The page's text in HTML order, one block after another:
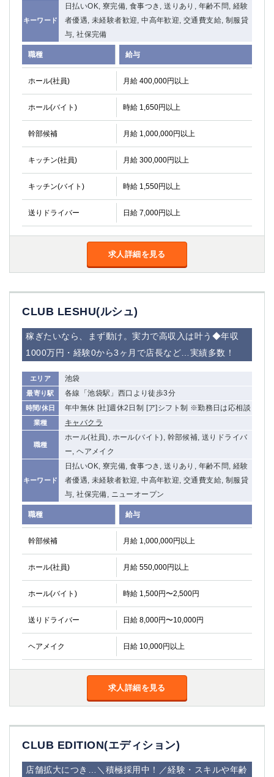
キーワード
日払いOK, 寮完備, 食事つき, 送りあり, 年齢不問, 経験
者優遇, 未経験者歓迎, 中高年歓迎, 交通費支給, 制服貸
与, 社保完備
職種 給与
ホール(社員) 月給 400,000円以上
ホール(バイト) 時給 1,650円以上
幹部候補 月給 1,000,000円以上
キッチン(社員) 月給 300,000円以上
キッチン(バイト) 時給 1,550円以上
送りドライバー 日給 7,000円以上
求人詳細を見る
CLUB LESHU(ルシュ)
稼ぎたいなら、まず動け。実力で高収入は叶う◆年収
1000万円・経験0から3ヶ月で店長など…実績多数！
エリア 池袋
最寄り駅 各線「池袋駅」西口より徒歩3分
時間/休日 年中無休 [社]週休2日制 [ア]シフト制 ※勤務日は応相談
業種 キャバクラ
職種
ホール(社員), ホール(バイト), 幹部候補, 送りドライバ
ー, ヘアメイク
キーワード
日払いOK, 寮完備, 食事つき, 送りあり, 年齢不問, 経験
者優遇, 未経験者歓迎, 中高年歓迎, 交通費支給, 制服貸
与, 社保完備, ニューオープン
職種 給与
幹部候補 月給 1,000,000円以上
ホール(社員) 月給 550,000円以上
ホール(バイト) 時給 1,500円〜2,500円
送りドライバー 日給 8,000円〜10,000円
ヘアメイク 日給 10,000円以上
求人詳細を見る
CLUB EDITION(エディション)
店舗拡大につき…＼積極採用中！／経験・スキルや年齢
相模原
厚木
横須賀
桜木町
埼玉県
大宮
南越谷
志木
川越
草加
南浦和
所沢
熊谷
蕨
千葉県
船橋
津田沼
千葉
佐倉
茂原
松戸
八千代台
本八幡
東金
浦安
栃木県
宇都宮
小山
東武宇都宮（宇都宮西口）
茨城県
土浦 ひたち野うしく
高崎 館林
0